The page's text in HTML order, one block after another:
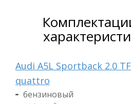
Audi A5L Sportback 2.0
quattro
бензиновый